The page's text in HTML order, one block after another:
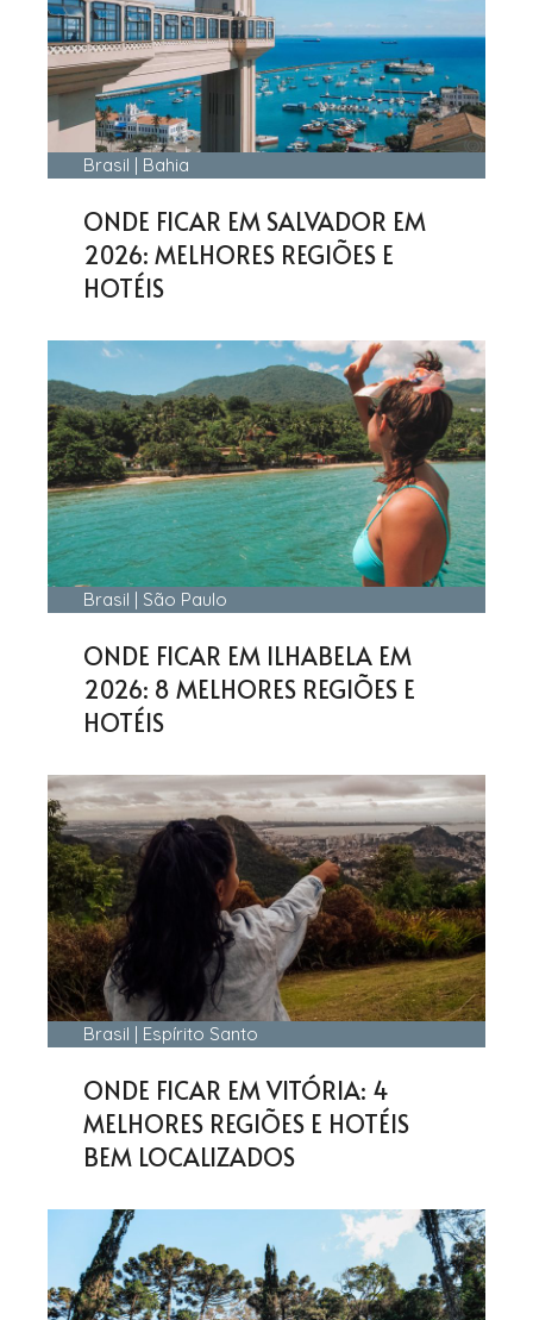
Brasil | Bahia
ONDE FICAR EM SALVADOR EM
2026: MELHORES REGIÕES E
HOTÉIS
Brasil | São Paulo
ONDE FICAR EM ILHABELA EM
2026: 8 MELHORES REGIÕES E
HOTÉIS
Brasil | Espírito Santo
ONDE FICAR EM VITÓRIA: 4
MELHORES REGIÕES E HOTÉIS
BEM LOCALIZADOS